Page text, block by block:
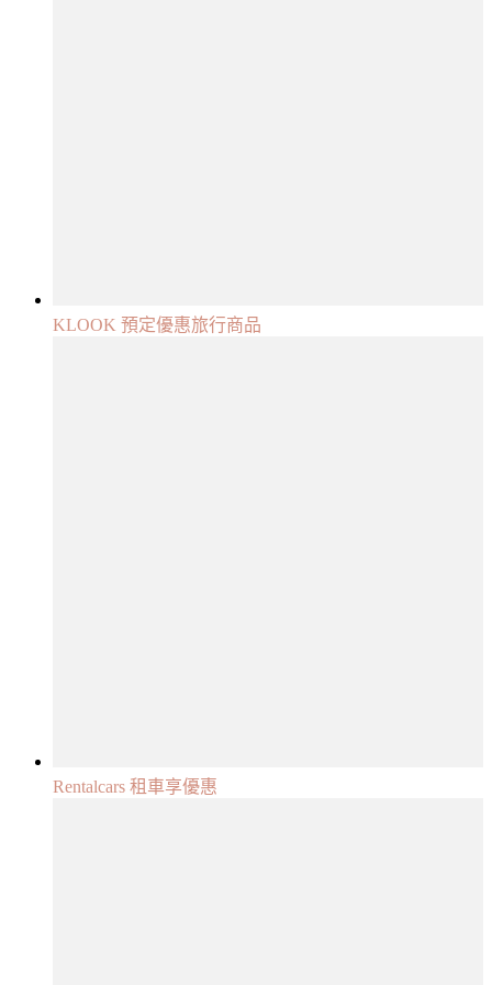
KLOOK 預定優惠旅行商品
Rentalcars 租車享優惠